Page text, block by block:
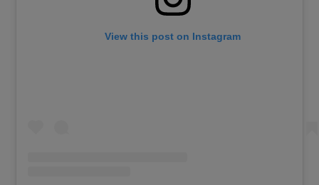
View this post on Instagram